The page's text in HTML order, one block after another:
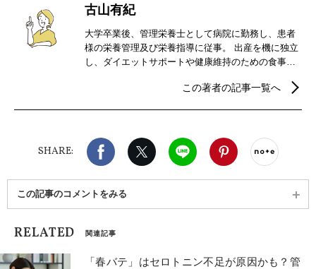
古山有紀
大学卒業後、管理栄養士として病院に勤務し、患者
様の栄養管理及び栄養指導に従事。 出産を機に独立
し、ダイエットサポートや健康維持のための食事カ
イエットに関する記事を中心にライターとしても活
この著者の記事一覧へ
SHARE:
Facebook X（旧twitter）
LINE Pinterest
この記事のコメントをみる
RELATED 関連記事
「春バテ」はセロトニン不足が原因かも？管